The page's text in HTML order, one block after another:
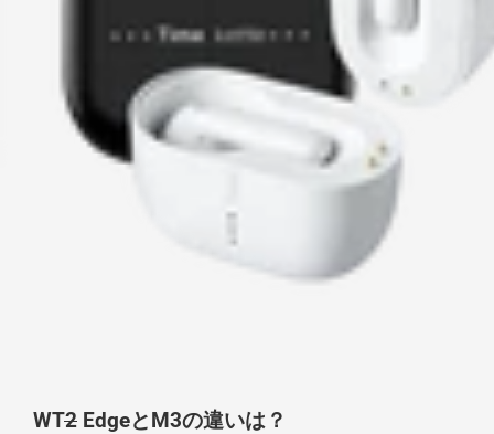
WT2 EdgeとM3の違いは？